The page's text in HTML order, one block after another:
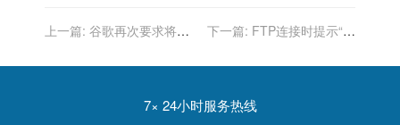
上一篇: 谷歌再次要求将在
加州审理
下一篇: FTP连接时提示“列
7× 24小时服务热线